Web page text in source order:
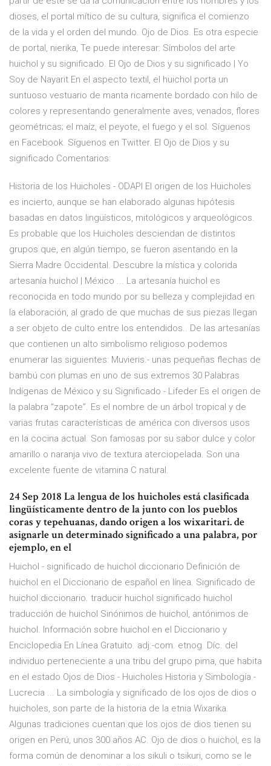
dioses, el portal mítico de su cultura, significa el comienzo
de la vida y el orden del mundo. Ojo de Dios. Es otra especie
de portal, nierika, Te puede interesar: Símbolos del arte
huichol y su significado. El Ojo de Dios y su significado | Yo
Soy de Nayarit En el aspecto textil, el huichol porta un
suntuoso vestuario de manta ricamente bordado con hilo de
colores y representando generalmente aves, venados, flores
geométricas; el maíz, el peyote, el fuego y el sol. Síguenos
en Facebook. Síguenos en Twitter. El Ojo de Dios y su
significado Comentarios:
Historia de los Huicholes - ODAPI El origen de los Huicholes
es incierto, aunque se han elaborado algunas hipótesis
basadas en datos lingüísticos, mitológicos y arqueológicos.
Es probable que los Huicholes desciendan de distintos
grupos que, en algún tiempo, se fueron asentando en la
Sierra Madre Occidental. Descubre la mística y colorida
artesanía huichol | México ... La artesanía huichol es
reconocida en todo mundo por su belleza y complejidad en
la elaboración, al grado de que muchas de sus piezas llegan
a ser objeto de culto entre los entendidos.. De las artesanías
que contienen un alto simbolismo religioso podemos
enumerar las siguientes: Muvieris.- unas pequeñas flechas de
bambú con plumas en uno de sus extremos 30 Palabras
Indígenas de México y su Significado - Lifeder Es el origen de
la palabra “zapote”. Es el nombre de un árbol tropical y de
varias frutas características de américa con diversos usos
en la cocina actual. Son famosas por su sabor dulce y color
amarillo o naranja vivo de textura aterciopelada. Son una
excelente fuente de vitamina C natural.
24 Sep 2018 La lengua de los huicholes está clasificada
lingüísticamente dentro de la junto con los pueblos
coras y tepehuanas, dando origen a los wixaritari. de
asignarle un determinado significado a una palabra, por
ejemplo, en el
Huichol - significado de huichol diccionario Definición de
huichol en el Diccionario de español en línea. Significado de
huichol diccionario. traducir huichol significado huichol
traducción de huichol Sinónimos de huichol, antónimos de
huichol. Información sobre huichol en el Diccionario y
Enciclopedia En Línea Gratuito. adj.-com. etnog. Díc. del
individuo perteneciente a una tribu del grupo pima, que habita
en el estado Ojos de Dios - Huicholes Historia y Simbología -
Lucrecia ... La simbología y significado de los ojos de dios o
huicholes, son parte de la historia de la etnia Wixarika.
Algunas tradiciones cuentan que los ojos de dios tienen su
origen en Perú, unos 300 años AC. Ojo de dios o huichol, es la
forma común de denominar a los sikuli o tsikuri, como se le